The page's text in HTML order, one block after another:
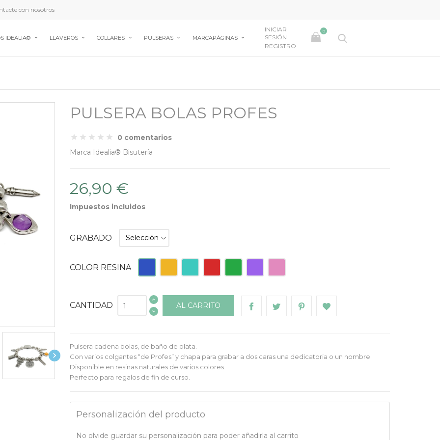
con nosotros
IDEALIA® LLAVEROS COLLARES PULSERAS MARCAPÁGINAS
INICIAR
SESIÓN
REGISTRO
0

PULSERA BOLAS PROFES
0 comentarios
Marca Idealia® Bisutería
26,90 €
Impuestos incluidos
GRABADO
COLOR RESINA Naranja TurquesaRoja Verde Morado
CANTIDAD AL CARRITO
Pulsera cadena bolas, de baño de plata.
Con varios colgantes “de Profes” y chapa para grabar a dos caras una dedicatoria o un nombre.
Disponible en resinas naturales de varios colores.
Perfecto para regalos de fin de curso.
Personalización del producto
No olvide guardar su personalización para poder añadirla al carrito